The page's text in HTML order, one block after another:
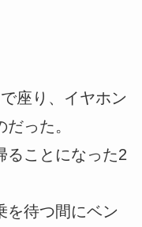
座り、イヤホン
った。
ることになった2
を待つ間にベン